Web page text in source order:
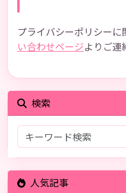
プライバシーポリシーに
い合わせページよりご連
検索
人気記事